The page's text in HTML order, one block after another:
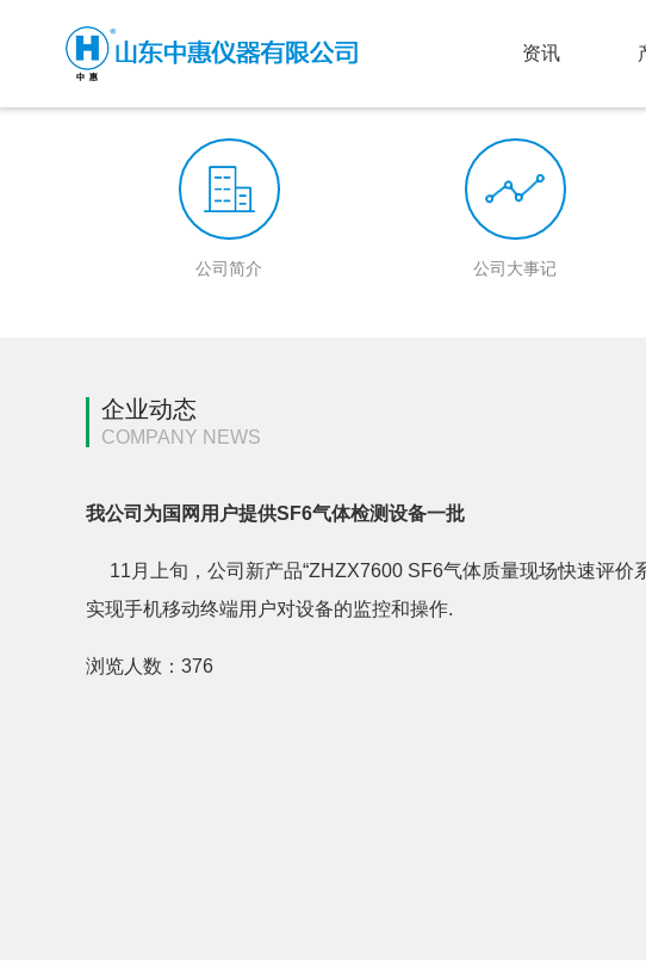
资讯
公司简介 公司大事记
企业动态
COMPANY NEWS
我公司为国网用户提供SF6气体检测设备一批
11月上旬，公司新产品“ZHZX7600 SF6气体质量现场快速评价
实现手机移动终端用户对设备的监控和操作.
浏览人数： 376